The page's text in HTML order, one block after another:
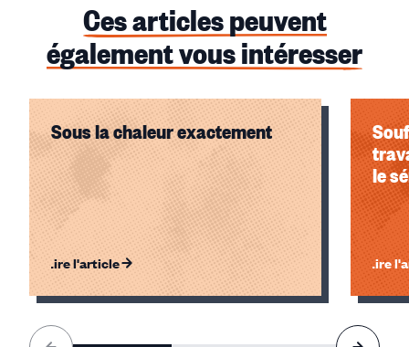
Ces articles peuvent
également vous intéresser
Sous la chaleur exactement
Lire l'article
le
Lire